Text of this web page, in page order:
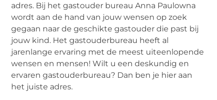
adres. Bij het gastouder bureau Anna Paulowna
wordt aan de hand van jouw wensen op zoek
gegaan naar de geschikte gastouder die past bij
jouw kind. Het gastouderbureau heeft al
jarenlange ervaring met de meest uiteenlopende
wensen en mensen! Wilt u een deskundig en
ervaren gastouderbureau? Dan ben je hier aan
het juiste adres.